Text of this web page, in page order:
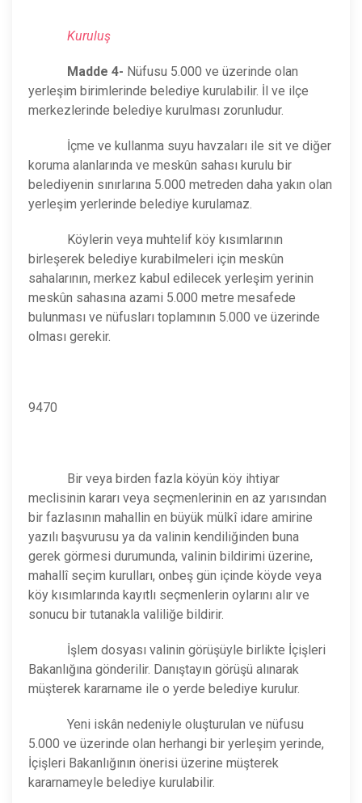
Kuruluş
Madde 4- Nüfusu 5.000 ve üzerinde olan
yerleşim birimlerinde belediye kurulabilir. İl ve ilçe
merkezlerinde belediye kurulması zorunludur.
İçme ve kullanma suyu havzaları ile sit ve diğer
koruma alanlarında ve meskûn sahası kurulu bir
belediyenin sınırlarına 5.000 metreden daha yakın olan
yerleşim yerlerinde belediye kurulamaz.
Köylerin veya muhtelif köy kısımlarının
birleşerek belediye kurabilmeleri için meskûn
sahalarının, merkez kabul edilecek yerleşim yerinin
meskûn sahasına azami 5.000 metre mesafede
bulunması ve nüfusları toplamının 5.000 ve üzerinde
olması gerekir.
9470
Bir veya birden fazla köyün köy ihtiyar
meclisinin kararı veya seçmenlerinin en az yarısından
bir fazlasının mahallin en büyük mülkî idare amirine
yazılı başvurusu ya da valinin kendiliğinden buna
gerek görmesi durumunda, valinin bildirimi üzerine,
mahallî seçim kurulları, onbeş gün içinde köyde veya
köy kısımlarında kayıtlı seçmenlerin oylarını alır ve
sonucu bir tutanakla valiliğe bildirir.
İşlem dosyası valinin görüşüyle birlikte İçişleri
Bakanlığına gönderilir. Danıştayın görüşü alınarak
müşterek kararname ile o yerde belediye kurulur.
Yeni iskân nedeniyle oluşturulan ve nüfusu
5.000 ve üzerinde olan herhangi bir yerleşim yerinde,
İçişleri Bakanlığının önerisi üzerine müşterek
kararnameyle belediye kurulabilir.